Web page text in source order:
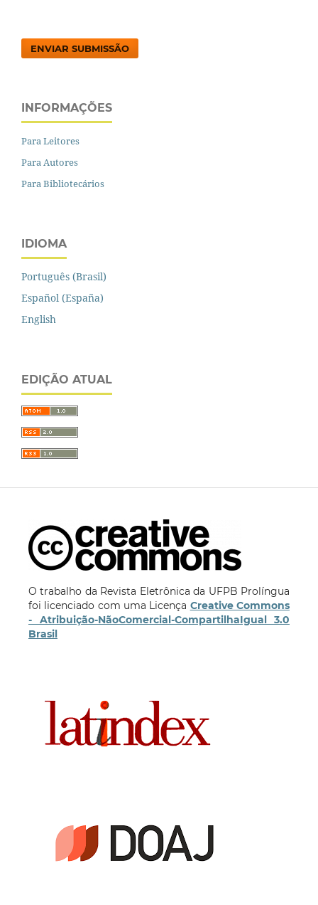
ENVIAR SUBMISSÃO
INFORMAÇÕES
Para Leitores
Para Autores
Para Bibliotecários
IDIOMA
Português (Brasil)
Español (España)
English
EDIÇÃO ATUAL
O trabalho da Revista Eletrônica da UFPB Prolíngua
foi licenciado com uma Licença Creative Commons
- Atribuição-NãoComercial-CompartilhaIgual 3.0
Brasil